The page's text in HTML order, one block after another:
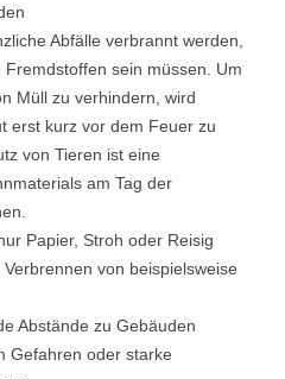
Abfälle verbrannt werden,
sein müssen. Um
Müll zu verhindern, wird
erst kurz vor dem Feuer zu
von Tieren ist eine
am Tag der
Papier, Stroh oder Reisig
von beispielsweise
Abstände zu Gebäuden
Gefahren oder starke